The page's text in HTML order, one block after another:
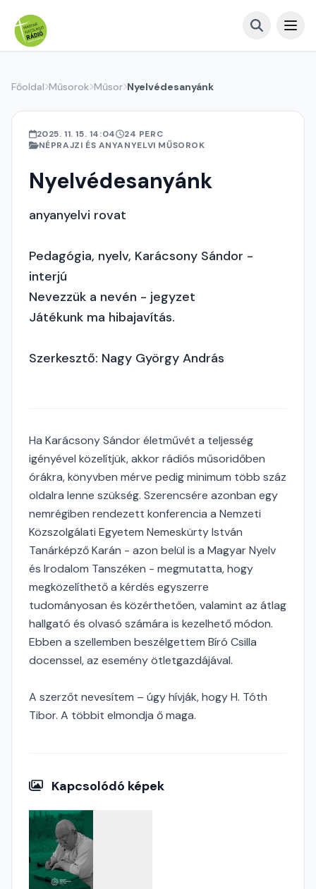
Főoldal Műsorok Műsor Nyelvédesanyánk
2025. 11. 15. 14:04
24 PERC
NÉPRAJZI ÉS ANYANYELVI MŰSOROK
Nyelvédesanyánk
anyanyelvi rovat
Pedagógia, nyelv, Karácsony Sándor -
interjú
Nevezzük a nevén - jegyzet
Játékunk ma hibajavítás.
Szerkesztő: Nagy György András
Ha Karácsony Sándor életművét a teljesség
igényével közelítjük, akkor rádiós műsoridőben
órákra, könyvben mérve pedig minimum több száz
oldalra lenne szükség. Szerencsére azonban egy
nemrégiben rendezett konferencia a Nemzeti
Közszolgálati Egyetem Nemeskürty István
Tanárképző Karán - azon belül is a Magyar Nyelv
és Irodalom Tanszéken - megmutatta, hogy
megközelíthető a kérdés egyszerre
tudományosan és közérthetően, valamint az átlag
hallgató és olvasó számára is kezelhető módon.
Ebben a szellemben beszélgettem Bíró Csilla
docenssel, az esemény ötletgazdájával.
A szerzőt nevesítem – úgy hívják, hogy H. Tóth
Tibor. A többit elmondja ő maga.
Kapcsolódó képek